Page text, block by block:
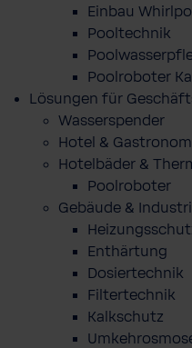
Einbau
Pooltechnik
Poolroboter
Lösungen für
Wasserspender
Hotel &
Hotelbäder &
Poolroboter
Gebäude &
Enthärtung
Dosiertechnik
Filtertechnik
Kalkschutz